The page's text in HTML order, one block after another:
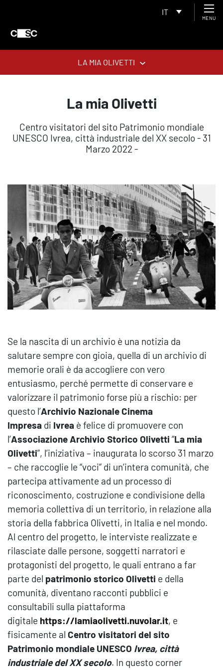
IT
MENU
LA MIA OLIVETTI
La mia Olivetti
Centro visitatori del sito Patrimonio mondiale
UNESCO Ivrea, città industriale del XX secolo - 31
Marzo 2022 -
Se la nascita di un archivio è una notizia da
salutare sempre con gioia, quella di un archivio di
memorie orali è da accogliere con vero
entusiasmo, perché permette di conservare e
valorizzare il patrimonio forse più a rischio: per
questo l’Archivio Nazionale Cinema
Impresa di Ivrea è felice di promuovere con
l’Associazione Archivio Storico Olivetti “La mia
Olivetti”, l’iniziativa – inaugurata lo scorso 31 marzo
– che raccoglie le “voci” di un’intera comunità, che
partecipa attivamente ad un processo di
riconoscimento, costruzione e condivisione della
memoria collettiva di un territorio, in relazione alla
storia della fabbrica Olivetti, in Italia e nel mondo.
Al centro del progetto, le interviste realizzate e
rilasciate dalle persone, soggetti narratori e
protagonisti del progetto, le quali entrano a far
parte del patrimonio storico Olivetti e della
comunità, diventano racconti pubblici e
consultabili sulla piattaforma
digitale https://lamiaolivetti.nuvolar.it, e
fisicamente al Centro visitatori del sito
Patrimonio mondiale UNESCO Ivrea, città
industriale del XX secolo. In questo corner